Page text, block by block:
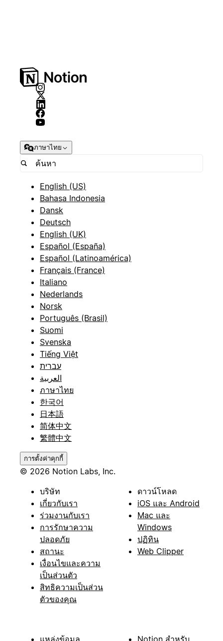
ภาษาไทย
English (US)
Bahasa Indonesia
Dansk
Deutsch
English (UK)
Español (España)
Español (Latinoamérica)
Français (France)
Italiano
Nederlands
Norsk
Português (Brasil)
Suomi
Svenska
Tiếng Việt
עברית
العربية
ภาษาไทย
한국어
日本語
简体中文
繁體中文
การตั้งค่าคุกกี้
© 2026 Notion Labs, Inc.
บริษัท
เกี่ยวกับเรา
ร่วมงานกับเรา
การรักษาความ
ปลอดภัย
สถานะ
เงื่อนไขและความ
เป็นส่วนตัว
สิทธิความเป็นส่วน
ตัวของคุณ
ดาวน์โหลด
iOS และ Android
Mac และ
Windows
ปฏิทิน
Web Clipper